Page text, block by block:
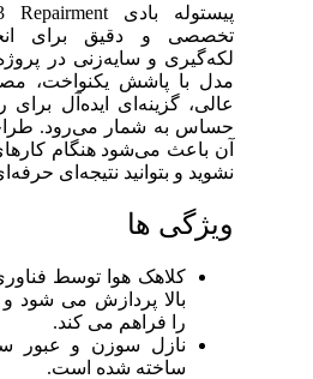
تخصصی و دقیق برای
لکه‌گیری و سایه‌زنی در
مدل با پاشش یکنواخت،
عالی، گزینه‌ای ایده‌آل
حساس به شمار می‌رود.
آن باعث می‌شود هنگام
نشوید و بتوانید نتیجه‌ای
ویژگی ها
کلاهک هوا توسط
بالا پردازش می شود
را فراهم می کند.
نازل سوزن و عبور
ساخته شده است.